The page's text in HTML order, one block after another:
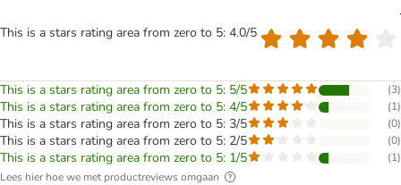
This is a stars rating area from zero to 5: 4.0/5
This is a stars rating area from zero to 5: 5/5 (3)
This is a stars rating area from zero to 5: 4/5 (1)
This is a stars rating area from zero to 5: 3/5 (0)
This is a stars rating area from zero to 5: 2/5 (0)
This is a stars rating area from zero to 5: 1/5 (1)
Lees hier hoe we met productreviews omgaan